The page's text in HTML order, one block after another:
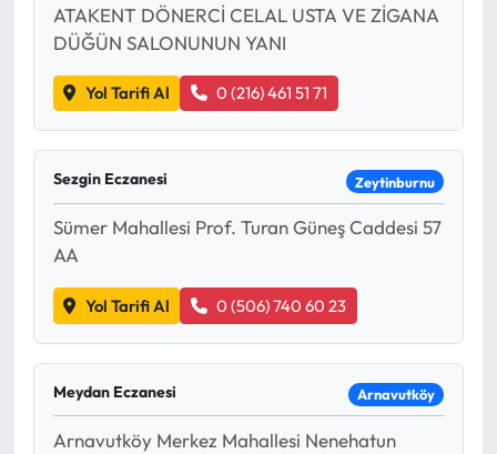
ATAKENT DÖNERCİ CELAL USTA VE ZİGANA
DÜĞÜN SALONUNUN YANI
Yol Tarifi Al 0 (216) 461 51 71
Sezgin Eczanesi Zeytinburnu
Sümer Mahallesi Prof. Turan Güneş Caddesi 57
AA
Yol Tarifi Al 0 (506) 740 60 23
Meydan Eczanesi Arnavutköy
Arnavutköy Merkez Mahallesi Nenehatun